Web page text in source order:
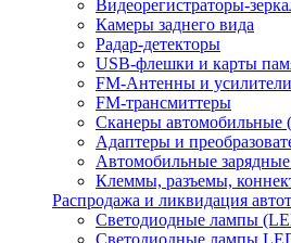
Видеорегистраторы-
Камеры заднего вида
Радар-детекторы
USB-флешки и карты
FM-Антенны и усилители
FM-трансмиттеры
Сканеры автомобильные
Адаптеры и
Автомобильные
Клеммы, разъемы,
Распродажа и ликвидация
Светодиодные лампы
Светодиодные лампы